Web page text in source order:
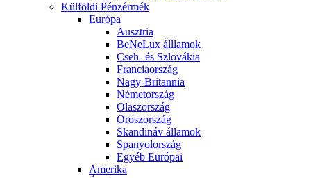
Külföldi Pénzérmék
Európa
Ausztria
BeNeLux álllamok
Cseh- és Szlovákia
Franciaország
Nagy-Britannia
Németország
Olaszország
Oroszország
Skandináv államok
Spanyolország
Egyéb Európai
Amerika